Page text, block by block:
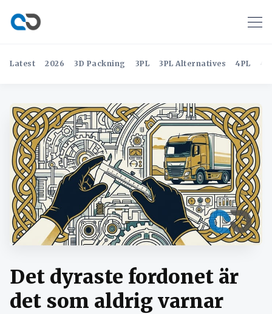
Latest 2026 3D Packning 3PL 3PL Alternatives 4PL
Det dyraste fordonet är
det som aldrig varnar